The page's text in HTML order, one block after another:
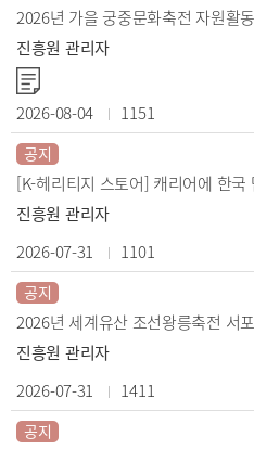
2026년 가을 궁중문화축전 자원활
진흥원 관리자
2026-08-04 1151
공지
[K-헤리티지 스토어] 캐리어에 한국
진흥원 관리자
2026-07-31
1101
공지
2026년 세계유산 조선왕릉축전 서
진흥원 관리자
2026-07-31
1411
공지